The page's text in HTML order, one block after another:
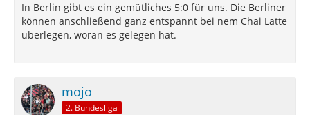
In Berlin gibt es ein gemütliches 5:0 für uns. Die Berliner
können anschließend ganz entspannt bei nem Chai Latte
überlegen, woran es gelegen hat.
mojo
2. Bundesliga